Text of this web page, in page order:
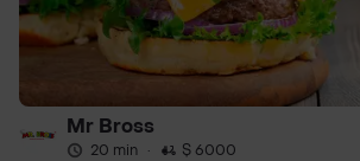
Mr Bross
20 min · $ 6000